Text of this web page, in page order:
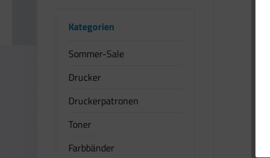
Kategorien
Sommer-Sale
Drucker
Druckerpatronen
Toner
Farbbänder